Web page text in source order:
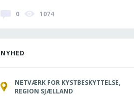
0 1074
NYHED
NETVÆRK FOR KYSTBESKYTTELSE,
REGION SJÆLLAND